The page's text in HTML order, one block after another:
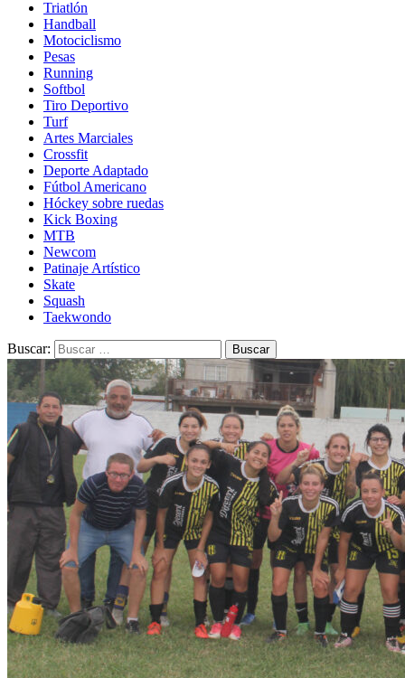
Triatlón
Handball
Motociclismo
Pesas
Running
Softbol
Tiro Deportivo
Turf
Artes Marciales
Crossfit
Deporte Adaptado
Fútbol Americano
Hóckey sobre ruedas
Kick Boxing
MTB
Newcom
Patinaje Artístico
Skate
Squash
Taekwondo
Buscar: